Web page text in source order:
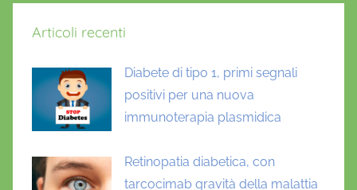
e
i
Articoli recenti
Diabete di tipo 1, primi segnali
positivi per una nuova
immunoterapia plasmidica
Retinopatia diabetica, con
tarcocimab gravità della malattia